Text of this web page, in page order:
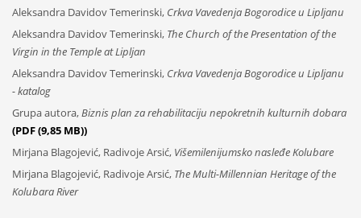
Aleksandra Davidov Temerinski, Crkva Vavedenja Bogorodice u Lipljanu
Aleksandra Davidov Temerinski, The Church of the Presentation of the
Virgin in the Temple at Lipljan
Aleksandra Davidov Temerinski, Crkva Vavedenja Bogorodice u Lipljanu
- katalog
Grupa autora,Biznis plan za rehabilitaciju nepokretnih kulturnih dobara
(PDF (9,85 MB))
Mirjana Blagojević, Radivoje Arsić, Višemilenijumsko nasleđe Kolubare
Mirjana Blagojević, Radivoje Arsić, The Multi-Millennian Heritage of the
Kolubara River